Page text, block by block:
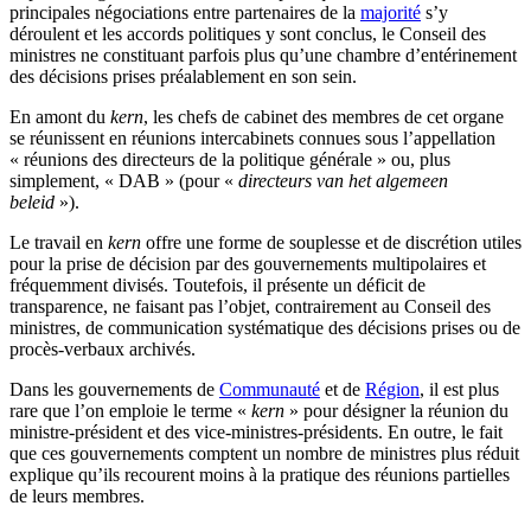
principales négociations entre partenaires de la majorité s’y
déroulent et les accords politiques y sont conclus, le Conseil des
ministres ne constituant parfois plus qu’une chambre d’entérinement
des décisions prises préalablement en son sein.
En amont du kern, les chefs de cabinet des membres de cet organe
se réunissent en réunions intercabinets connues sous l’appellation
« réunions des directeurs de la politique générale » ou, plus
simplement, « DAB » (pour « directeurs van het algemeen
beleid »).
Le travail en kern offre une forme de souplesse et de discrétion utiles
pour la prise de décision par des gouvernements multipolaires et
fréquemment divisés. Toutefois, il présente un déficit de
transparence, ne faisant pas l’objet, contrairement au Conseil des
ministres, de communication systématique des décisions prises ou de
procès-verbaux archivés.
Dans les gouvernements de Communauté et de Région, il est plus
rare que l’on emploie le terme « kern » pour désigner la réunion du
ministre-président et des vice-ministres-présidents. En outre, le fait
que ces gouvernements comptent un nombre de ministres plus réduit
explique qu’ils recourent moins à la pratique des réunions partielles
de leurs membres.